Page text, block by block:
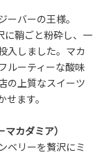
ーバーの王様。
に鞘ごと粉砕し、一
入しました。マカ
ルーティーな酸味
の上質なスイーツ
ます。
カダミア）
ベリーを贅沢にミ